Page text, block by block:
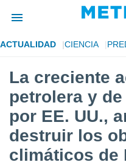
de
por
para
la
que se
calidad.
a este
ACTUALIDAD CIENCIA
La creciente
petrolera y
por EE. UU.,
destruir los
climáticos de